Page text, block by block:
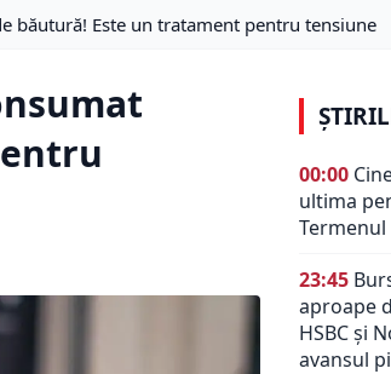
băutură! Este un tratament pentru tensiune
00:00
ultima
23:45
aproape
HSBC și
avansul